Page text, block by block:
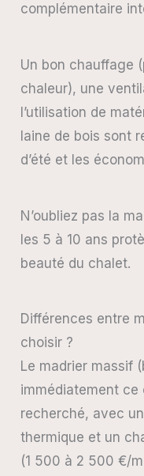
complémentaire
Un bon chauffage
chaleur), une
l’utilisation de
laine de bois sont
d’été et les
N’oubliez pas la
les 5 à 10 ans
beauté du chalet.
Différences entre
choisir ?
Le madrier massif
immédiatement ce
recherché, avec
thermique et un
(1 500 à 2 500 €/